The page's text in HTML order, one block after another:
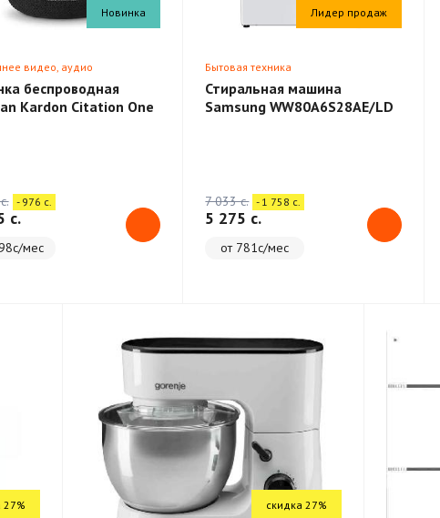
Новинка
видео, аудио
беспроводная
Kardon Citation One
- 976 c.
c.
мес
Лидер продаж
Бытовая техника
Стиральная машина
Samsung WW80A6S28AE/LD
7 033 c. - 1 758 c.
5 275 c.
от 781с/мес
27% скидка 27%